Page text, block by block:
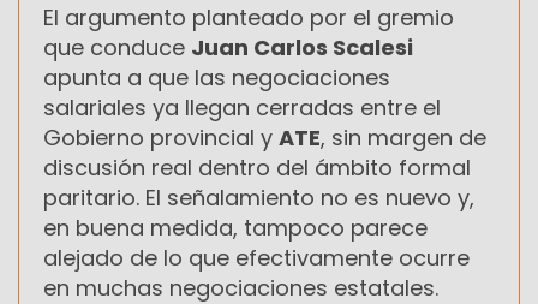
El argumento planteado por el gremio
que conduce Juan Carlos Scalesi
apunta a que las negociaciones
salariales ya llegan cerradas entre el
Gobierno provincial y ATE, sin margen de
discusión real dentro del ámbito formal
paritario. El señalamiento no es nuevo y,
en buena medida, tampoco parece
alejado de lo que efectivamente ocurre
en muchas negociaciones estatales.